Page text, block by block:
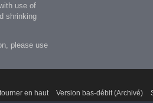
use of
shrinking
please use
en haut Version bas-débit (Archivé)